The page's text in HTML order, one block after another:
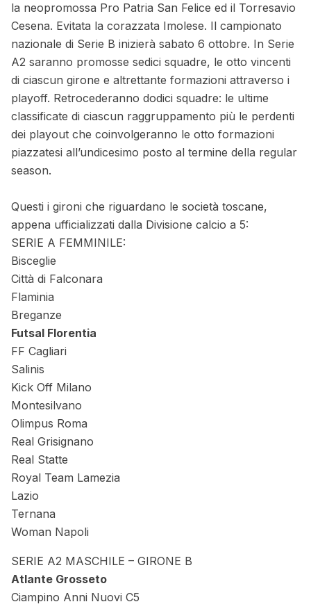
la neopromossa Pro Patria San Felice ed il Torresavio
Cesena. Evitata la corazzata Imolese. Il campionato
nazionale di Serie B inizierà sabato 6 ottobre. In Serie
A2 saranno promosse sedici squadre, le otto vincenti
di ciascun girone e altrettante formazioni attraverso i
playoff. Retrocederanno dodici squadre: le ultime
classificate di ciascun raggruppamento più le perdenti
dei playout che coinvolgeranno le otto formazioni
piazzatesi all’undicesimo posto al termine della regular
season.
Questi i gironi che riguardano le società toscane,
appena ufficializzati dalla Divisione calcio a 5:
SERIE A FEMMINILE:
Bisceglie
Città di Falconara
Flaminia
Breganze
Futsal Florentia
FF Cagliari
Salinis
Kick Off Milano
Montesilvano
Olimpus Roma
Real Grisignano
Real Statte
Royal Team Lamezia
Lazio
Ternana
Woman Napoli
SERIE A2 MASCHILE – GIRONE B
Atlante Grosseto
Ciampino Anni Nuovi C5